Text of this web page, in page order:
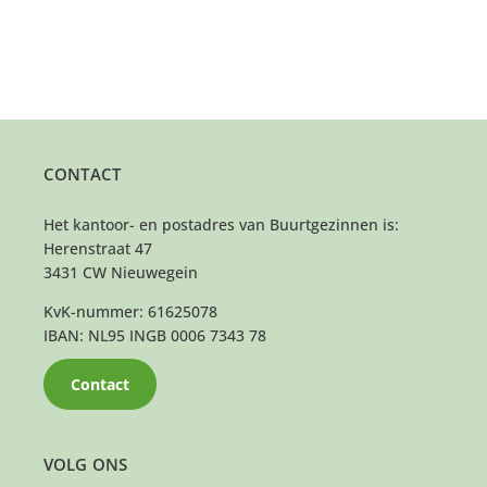
VOLG ONS
CONTACT
Het kantoor- en postadres van Buurtgezinnen is:
Herenstraat 47
3431 CW Nieuwegein
KvK-nummer: 61625078
IBAN: NL95 INGB 0006 7343 78
Contact